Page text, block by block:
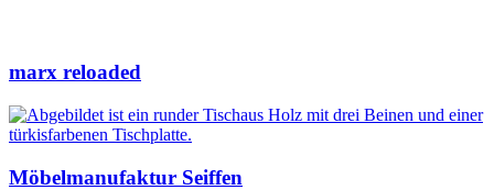
marx reloaded
Möbelmanufaktur Seiffen